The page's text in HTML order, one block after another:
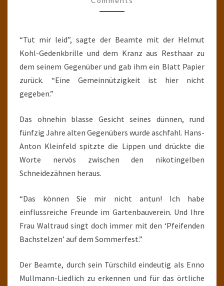
“Tut mir leid”, sagte der Beamte mit der Helmut
Kohl-Gedenkbrille und dem Kranz aus Resthaar zu
dem seinem Gegenüber und gab ihm ein Blatt Papier
zurück. “Eine Gemeinnützigkeit ist hier nicht
gegeben.”
Das ohnehin blasse Gesicht seines dünnen, rund
fünfzig Jahre alten Gegenübers wurde aschfahl. Hans-
Anton Kleinfeld spitzte die Lippen und drückte die
Worte nervös zwischen den nikotingelben
Schneidezähnen heraus.
“Das können Sie mir nicht antun! Ich habe
einflussreiche Freunde im Gartenbauverein. Und Ihre
Frau Waltraud singt doch immer mit den ‘Pfeifenden
Bachstelzen’ auf dem Sommerfest.”
Der Beamte, durch sein Türschild eindeutig als Enno
Mullmann-Liedlich zu erkennen und für das örtliche